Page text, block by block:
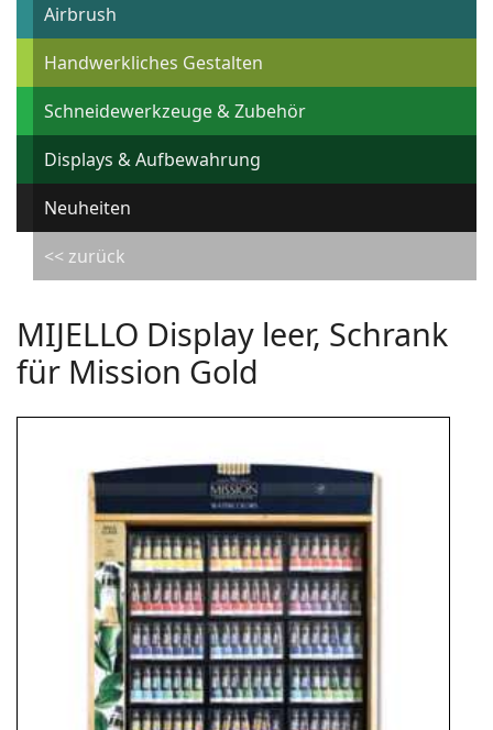
Airbrush
Handwerkliches Gestalten
Schneidewerkzeuge & Zubehör
Displays & Aufbewahrung
Neuheiten
<< zurück
MIJELLO Display leer, Schrank
für Mission Gold